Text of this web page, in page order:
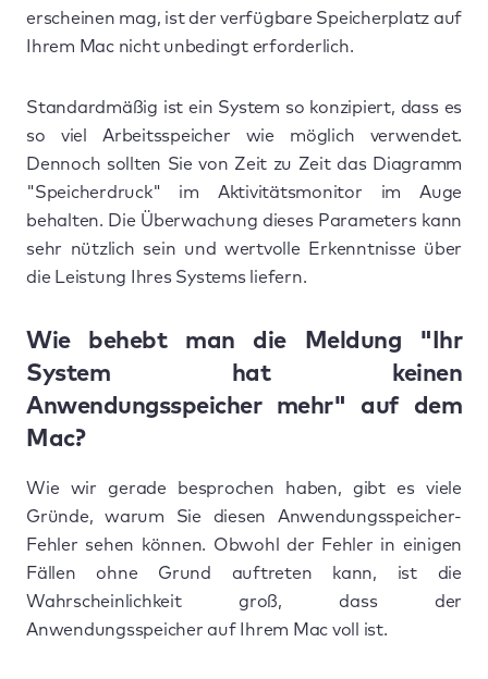
erscheinen mag, ist der verfügbare Speicherplatz auf
Ihrem Mac nicht unbedingt erforderlich.
Standardmäßig ist ein System so konzipiert, dass es
so viel Arbeitsspeicher wie möglich verwendet.
Dennoch sollten Sie von Zeit zu Zeit das Diagramm
"Speicherdruck" im Aktivitätsmonitor im Auge
behalten. Die Überwachung dieses Parameters kann
sehr nützlich sein und wertvolle Erkenntnisse über
die Leistung Ihres Systems liefern.
Wie behebt man die Meldung "Ihr
System hat keinen
Anwendungsspeicher mehr" auf dem
Mac?
Wie wir gerade besprochen haben, gibt es viele
Gründe, warum Sie diesen Anwendungsspeicher-
Fehler sehen können. Obwohl der Fehler in einigen
Fällen ohne Grund auftreten kann, ist die
Wahrscheinlichkeit groß, dass der
Anwendungsspeicher auf Ihrem Mac voll ist.